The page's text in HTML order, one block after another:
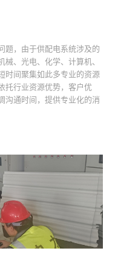
题，由于供配电系统涉及的
、光电、化学、计算机、
时间聚集如此多专业的资源
托行业资源优势，客户优
沟通时间，提供专业化的消